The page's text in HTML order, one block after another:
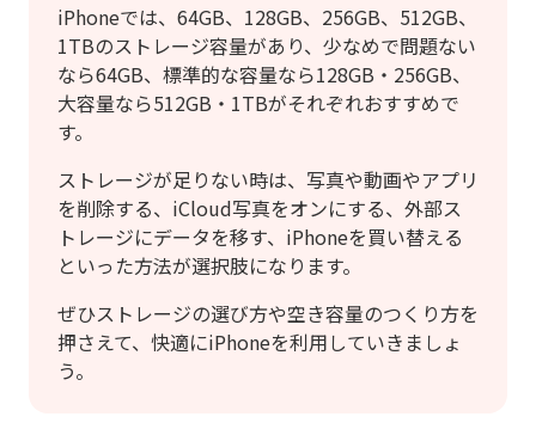
iPhoneでは、64GB、128GB、256GB、512GB、
1TBのストレージ容量があり、少なめで問題ない
なら64GB、標準的な容量なら128GB・256GB、
大容量なら512GB・1TBがそれぞれおすすめで
す。
ストレージが足りない時は、写真や動画やアプリ
を削除する、iCloud写真をオンにする、外部ス
トレージにデータを移す、iPhoneを買い替える
といった方法が選択肢になります。
ぜひストレージの選び方や空き容量のつくり方を
押さえて、快適にiPhoneを利用していきましょ
う。